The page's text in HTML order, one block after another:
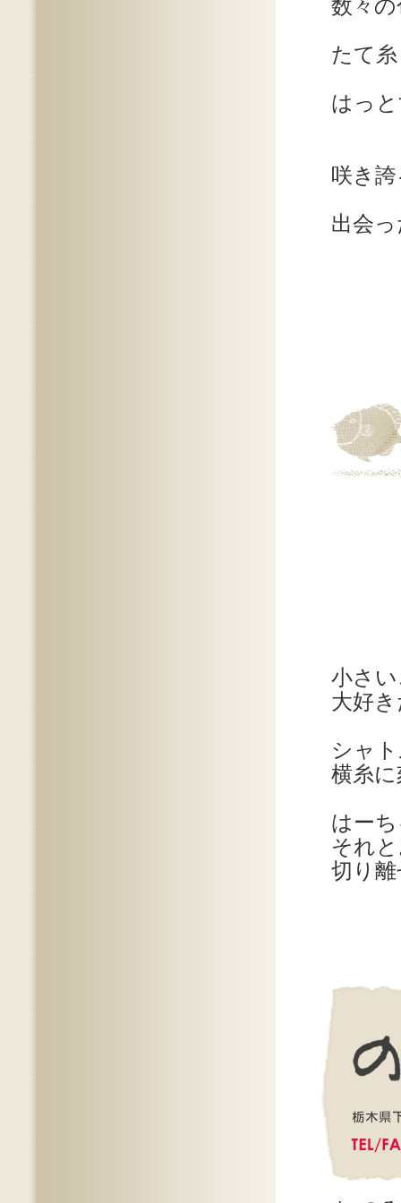
数々
たて
はっ
咲き
出会
小さ
大好
シャ
横糸
はー
それ
切り